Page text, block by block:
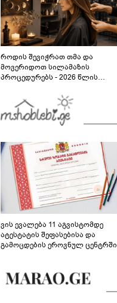
როდის შევიჭრათ თმა და
მოვერიდოთ სილამაზის
პროცედურებს - 2026 წლის
გზამკვლევი
ვის ევალება 11 აგვისტომდე
ატესტატის შეფასებისა და
გამოცდების ეროვნულ ცენტრში